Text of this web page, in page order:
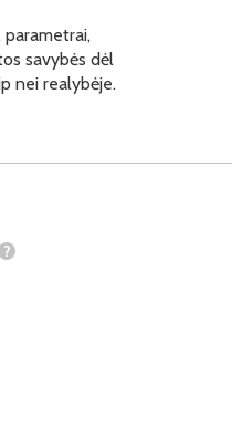
parametrai,
savybės dėl
nei realybėje.
?